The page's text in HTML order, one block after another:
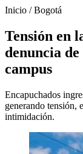
Inicio /Bogotá
Tensión en
denuncia
campus
Encapuchados
generando tensión,
intimidación.